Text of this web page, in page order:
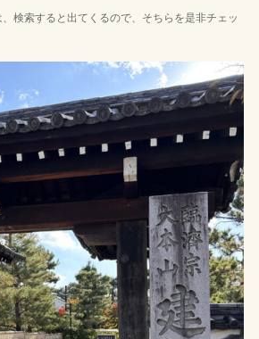
検索すると出てくるので、そちらを是非チェッ